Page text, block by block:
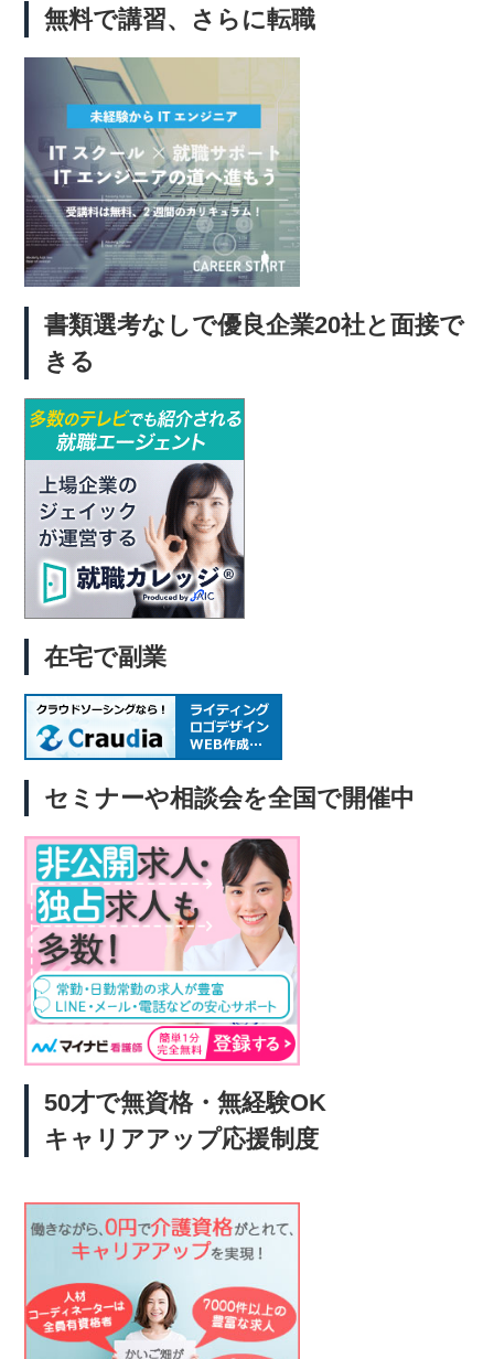
ンに自信がなかった私でも、1日2時間の学習で半年後には内定をも
らえました！」◆ どんなエンジニアになれる？女性に人気の職種
「エンジニア 種類」にはいろいろあります。女性が多く活躍してい
る職種は以下のようなものです：Webエンジニア：サイト制作、アプ
リ開発フロントエンドエンジニア：画面の見た目や使いやすさを作る
仕事デザイナー寄りの職種：UI/UXエンジニア在宅向け業務委託エン
ジニア：自宅で自由に働ける「プログラミング エンジニア」として
のキャリアは、会社員でもフリーランスでも目指せます！◆ 最後
に：あなたにもできる。私にもできたから。「エンジニア 初心者」
だった私が今ここまで来られたのは、「行動」したから。完璧じゃな
くていい、パソコンが得意じゃなくてもいい。小さな一歩を踏み出し
た先に、人生が変わる可能性があると本気で思っています。▼ 行動
するなら今！「本当に私にできるの？」と思っている今こそが、はじ
めどきです。✅ 女性向け・未経験のエンジニア転職サポートを見る
あなたの未来が、今日から変わりはじめますように。合わせて読みた
い【UZUZ第二新卒】ウズキャリ求人で見つけた安心転職ネットビジ
ョンアカデミーの未経験で講義が無料との話題で評判itエンジニアit
エンジニア転職情報
人の失敗から学べば、自分は同じ道を避けられます。ここで重要なの
は「正しい求人を見抜くこと」。👉 クラウドリンクは企業を厳しく
審査済、安心して選べます3. 未経験からでも後悔しない転職のコツ4
つ学習期間をしっかり取るポートフォリオを作る横のつながりを作っ
て情報収集自分の目的から逆算してキャリアを決める👉 独学に限界
を感じたら、業界を知り尽くしたエージェントのサポートを受けるの
が近道です。4. 転職前に必ず確認しておきたい3つのポイント本当に
「エンジニアを続けたい」という意志があるか求人選びで妥協してい
ないか第三者の客観的な意見をもらっているか👉 エージェントを活
用すると、ここをしっかり整理できます。5. 成功する人の共通点と
成功事例キャリア相談を積極的に受けている年収アップを意識して転
職活動している企業とマッチングして長く働けている💡 実際にクラ
円」も上がっています。👉 クラウドリンクで成功したエンジニアの
体験談はこちら6. エージェントを使うと失敗が減る理由非公開求人
やフルリモート案件が豊富専門アドバイザーが面接対策までサポート
最短2週間で内定が決まるスピード感定着率98.3％と圧倒的な安心感
👉 自分で求人サイトを見比べるより、信頼できるサポートを使った
方が効率的です。7. まとめ｜20代後半エンジニアが安心して転職す
る方法失敗しやすい特徴を知り、自分を客観視する他人の失敗談から
学んで準備を怠らないコツや確認ポイントを押さえて進めるクラウド
リンクのような専門エージェントを活用して最短で成功へ👉 安心し
て転職を進めたい方はクラウドリンク公式ページへ疑問の解決
Q&AQ1：転職エージェントってどこも同じじゃないの？→ いいえ。
クラウドリンクはIT/Web・機械業界に特化していて、通過率10％の
専門アドバイザーだけが在籍しています。Q2：地方に住んでいても
使えますか？→ はい。フルリモートOK求人が常時100件以上ありま
す。Q3：年収は本当に上がる？→ 実際に利用者の8割以上が年収ア
が安定しました」「リモート案件を紹介してもらえ、家庭と両立でき
ています」「他のエージェントより業界知識が深くて安心」
無料で講習、さらに転職
書類選考なしで優良企業20社と面接で
きる
在宅で副業
セミナーや相談会を全国で開催中
50才で無資格・無経験OK
キャリアアップ応援制度